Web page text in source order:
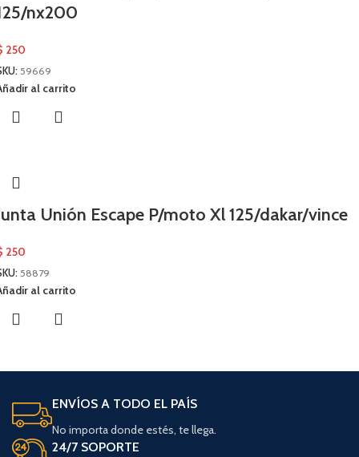
nx200
250
59669
al carrito
Unión Escape P/moto Xl 125/dakar/vince
250
58879
al carrito
ENVÍOS A TODO EL PAÍS
No importa donde estés, te llega.
24/7 SOPORTE